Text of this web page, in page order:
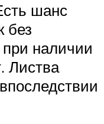
шанс
без
наличии
Листва